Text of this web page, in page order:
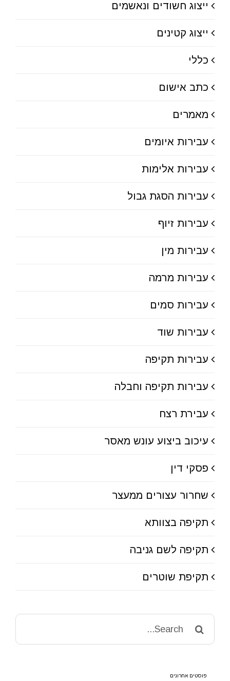
ייצוג חשודים ונאשמים
ייצוג קטינים
כללי
כתב אישום
מאמרים
עבירות איומים
עבירות אלימות
עבירות הסגת גבול
עבירות זיוף
עבירות מין
עבירות מרמה
עבירות סמים
עבירות שוד
עבירות תקיפה
עבירות תקיפה וחבלה
עבירת רצח
עיכוב ביצוע עונש מאסר
פסקי דין
שחרור עצורים ממעצר
תקיפה בצוותא
תקיפה לשם גניבה
תקיפת שוטרים
for:
פוסטים אחרונים